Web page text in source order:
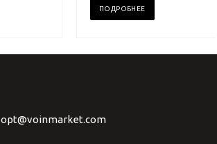
ПОДРОБНЕЕ
opt@voinmarket.com